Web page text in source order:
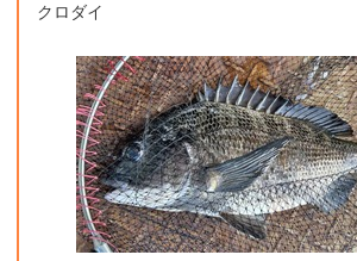
クロダイ